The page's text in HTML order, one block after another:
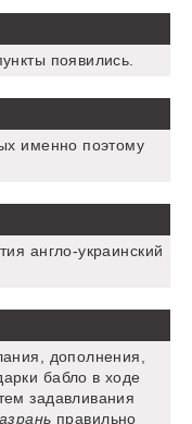
появились.
именно поэтому
англо-украинский
дополнения,
бабло в ходе
задавливания
правильно